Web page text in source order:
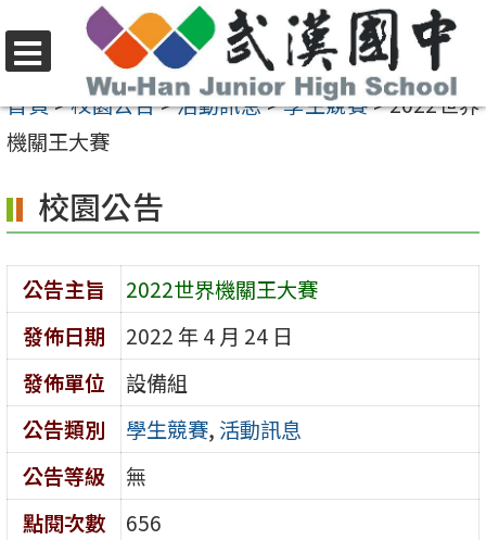
至
要
容
區
選
單
首頁>校園公告>活動訊息>學生競賽>2022世界
機關王大賽
校園公告
公告主旨
2022世界機關王大賽
發佈日期
2022 年 4 月 24 日
發佈單位
設備組
公告類別
學生競賽, 活動訊息
公告等級
無
點閱次數
656